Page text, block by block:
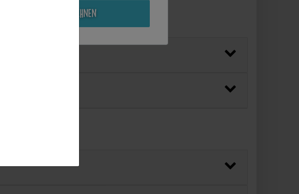
Alle ablehnen